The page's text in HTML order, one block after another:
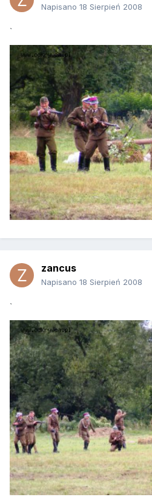
Napisano 18 Sierpień 2008
`
zancus
Napisano 18 Sierpień 2008
`